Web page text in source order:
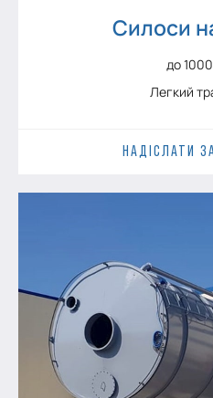
Силоси
до
Легкий
НАДІСЛАТИ